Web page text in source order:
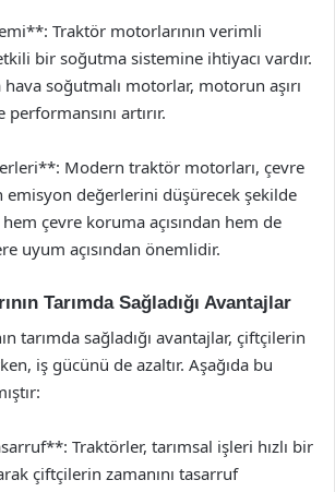
Traktör motorlarının verimli
bir soğutma sistemine ihtiyacı vardır.
soğutmalı motorlar, motorun aşırı
performansını artırır.
Modern traktör motorları, çevre
emisyon değerlerini düşürecek şekilde
hem çevre koruma açısından hem de
uyum açısından önemlidir.
Tarımda Sağladığı Avantajlar
tarımda sağladığı avantajlar, çiftçilerin
iş gücünü de azaltır. Aşağıda bu
Traktörler, tarımsal işleri hızlı bir
çiftçilerin zamanını tasarruf